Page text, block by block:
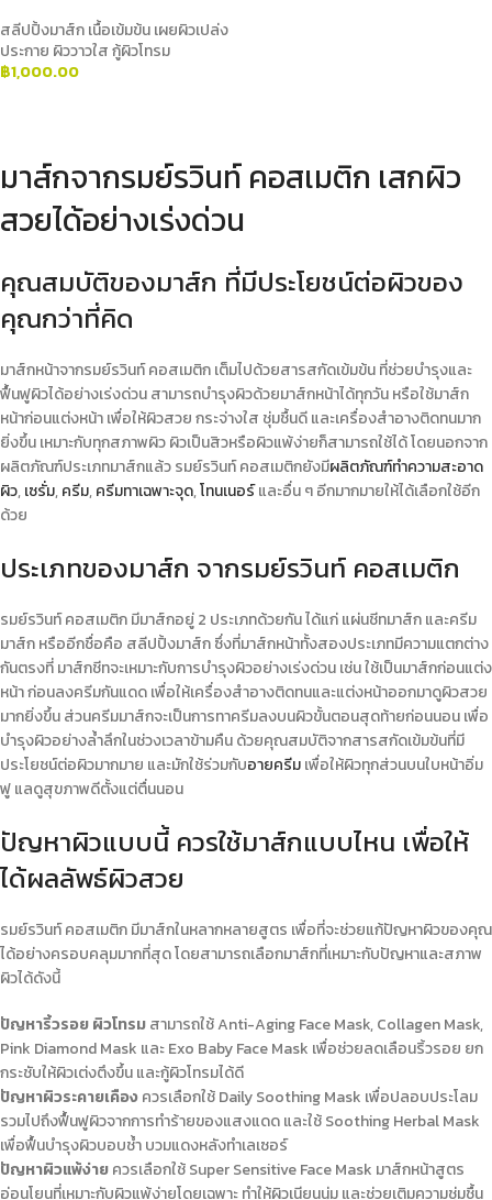
สลีปปิ้งมาส์ก เนื้อเข้มข้น เผยผิวเปล่ง
ประกาย ผิววาวใส กู้ผิวโทรม
฿1,000.00
มาส์กจากรมย์รวินท์ คอสเมติก เสกผิว
สวยได้อย่างเร่งด่วน
คุณสมบัติของมาส์ก ที่มีประโยชน์ต่อผิวของ
คุณกว่าที่คิด
มาส์กหน้าจากรมย์รวินท์ คอสเมติก เต็มไปด้วยสารสกัดเข้มข้น ที่ช่วยบำรุงและ
ฟื้นฟูผิวได้อย่างเร่งด่วน สามารถบำรุงผิวด้วยมาส์กหน้าได้ทุกวันหรือใช้มาส์ก
หน้าก่อนแต่งหน้าเพื่อให้ผิวสวย กระจ่างใส ชุ่มชื้นดี และเครื่องสำอางติดทนมาก
ยิ่งขึ้น เหมาะกับทุกสภาพผิว ผิวเป็นสิวหรือผิวแพ้ง่ายก็สามารถใช้ได้ โดยนอกจาก
ผลิตภัณฑ์ประเภทมาส์กแล้ว รมย์รวินท์ คอสเมติกยังมีผลิตภัณฑ์ทำความสะอาด
ผิว,เซรั่ม,ครีม,ครีมทาเฉพาะจุด,โทนเนอร์และอื่น ๆ อีกมากมายให้ได้เลือกใช้อีก
ด้วย
ประเภทของมาส์ก จากรมย์รวินท์ คอสเมติก
รมย์รวินท์ คอสเมติก มีมาส์กอยู่ 2 ประเภทด้วยกัน ได้แก่ แผ่นชีทมาส์กและครีม
มาส์กหรืออีกชื่อคือ สลีปปิ้งมาส์กซึ่งที่มาส์กหน้าทั้งสองประเภทมีความแตกต่าง
กันตรงที่มาส์กชีทจะเหมาะกับการบำรุงผิวอย่างเร่งด่วน เช่น ใช้เป็นมาส์กก่อนแต่ง
หน้าก่อนลงครีมกันแดด เพื่อให้เครื่องสำอางติดทนและแต่งหน้าออกมาดูผิวสวย
มากยิ่งขึ้น ส่วนครีมมาส์กจะเป็นการทาครีมลงบนผิวขั้นตอนสุดท้ายก่อนนอน เพื่อ
บำรุงผิวอย่างล้ำลึกในช่วงเวลาข้ามคืน ด้วยคุณสมบัติจากสารสกัดเข้มข้นที่มี
ประโยชน์ต่อผิวมากมาย และมักใช้ร่วมกับอายครีมเพื่อให้ผิวทุกส่วนบนใบหน้าอิ่ม
ฟู แลดูสุขภาพดีตั้งแต่ตื่นนอน
ปัญหาผิวแบบนี้ ควรใช้มาส์กแบบไหน เพื่อให้
ได้ผลลัพธ์ผิวสวย
รมย์รวินท์ คอสเมติก มีมาส์กในหลากหลายสูตร เพื่อที่จะช่วยแก้ปัญหาผิวของคุณ
ได้อย่างครอบคลุมมากที่สุด โดยสามารถเลือกมาส์กที่เหมาะกับปัญหาและสภาพ
ผิวได้ดังนี้
ปัญหาริ้วรอย ผิวโทรมสามารถใช้ Anti-Aging Face Mask, Collagen Mask,
Pink Diamond Mask และ Exo Baby Face Mask เพื่อช่วยลดเลือนริ้วรอย ยก
กระชับให้ผิวเต่งตึงขึ้น และกู้ผิวโทรมได้ดี
ปัญหาผิวระคายเคืองควรเลือกใช้ Daily Soothing Mask เพื่อปลอบประโลม
รวมไปถึงฟื้นฟูผิวจากการทำร้ายของแสงแดด และใช้ Soothing Herbal Mask
เพื่อฟื้นบำรุงผิวบอบช้ำ บวมแดงหลังทำเลเซอร์
ปัญหาผิวแพ้ง่ายควรเลือกใช้ Super Sensitive Face Mask มาส์กหน้าสูตร
อ่อนโยนที่เหมาะกับผิวแพ้ง่ายโดยเฉพาะ ทำให้ผิวเนียนนุ่ม และช่วยเติมความชุ่มชื้น